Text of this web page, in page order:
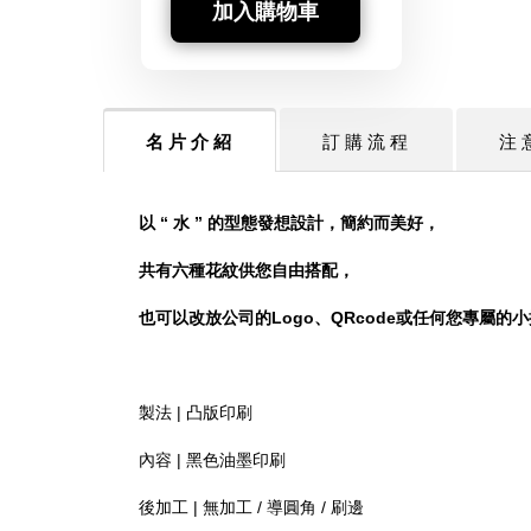
加入購物車
名 片 介 紹 訂 購 流 程 注
以 “ 水 ” 的型態發想設計，簡約而美好，
共有六種花紋供您自由搭配，
也可以改放公司的Logo、 QRcode或任何您專屬的小
製法 | 凸版印刷
內容 | 黑色油墨印刷
後加工 | 無加工 / 導圓角 / 刷邊